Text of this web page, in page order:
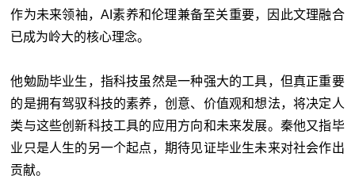
作为未来领袖，AI素养和伦理兼备至关重要，因此文理融合
已成为岭大的核心理念。
他勉励毕业生，指科技虽然是一种强大的工具，但真正重要
的是拥有驾驭科技的素养，创意、价值观和想法，将决定人
类与这些创新科技工具的应用方向和未来发展。秦他又指毕
业只是人生的另一个起点，期待见证毕业生未来对社会作出
贡献。